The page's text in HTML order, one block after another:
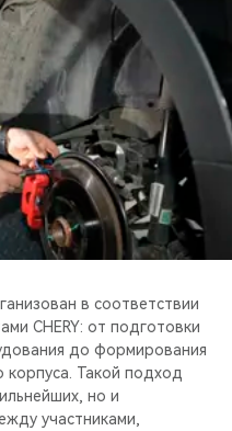
в соответствии
CHERY: от подготовки
до формирования
корпуса. Такой подход
но и
участниками,